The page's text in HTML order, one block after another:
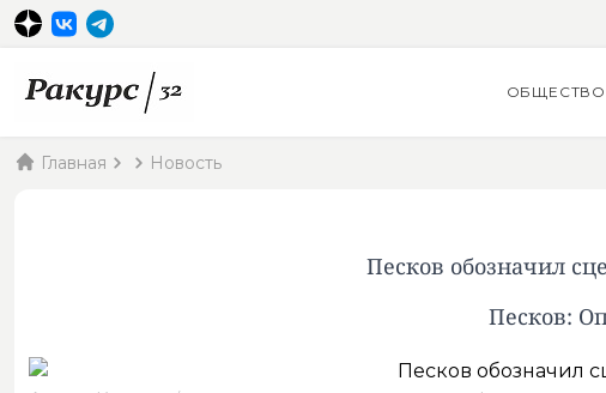
ОБЩЕСТВО
Главная Новость
Песков обозначил
Песков: